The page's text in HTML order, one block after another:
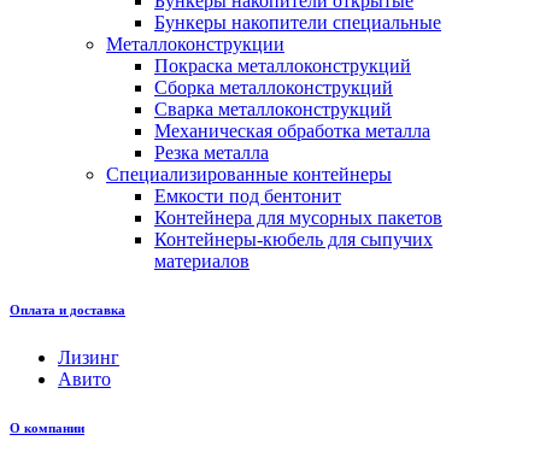
Бункеры накопители специальные
Металлоконструкции
Покраска металлоконструкций
Сборка металлоконструкций
Сварка металлоконструкций
Механическая обработка металла
Резка металла
Специализированные контейнеры
Емкости под бентонит
Контейнера для мусорных пакетов
Контейнеры-кюбель для сыпучих
материалов
Оплата и доставка
Лизинг
Авито
О компании